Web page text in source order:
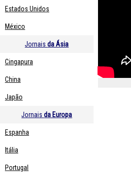
Estados Unidos
México
Jornaisda Ásia
Cingapura
China
Japão
Jornaisda Europa
Espanha
Itália
Portugal